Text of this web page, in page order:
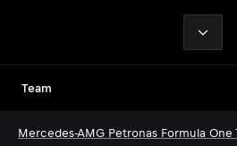
Team
Mercedes-AMG Petronas Formula One